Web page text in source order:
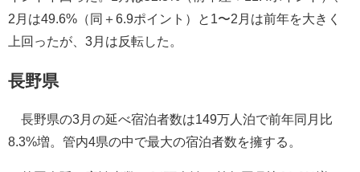
2月は49.6%（同＋6.9ポイント）と1〜2月は前年を大きく
上回ったが、3月は反転した。
長野県
長野県の3月の延べ宿泊者数は149万人泊で前年同月比
8.3%増。管内4県の中で最大の宿泊者数を擁する。